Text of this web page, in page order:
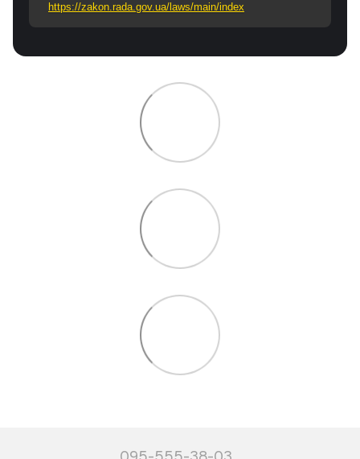
https://zakon.rada.gov.ua/laws/main/index